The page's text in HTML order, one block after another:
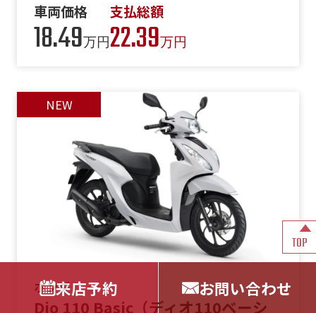
車両価格
18.49万円
支払総額
22.39万円
ホンダ
Dio 110 Basic（ディオ110ベーシ
来店予約 お問い合わせ
TOP